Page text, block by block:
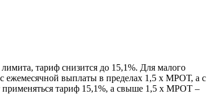
тариф снизится до 15,1%. Для малого
ежемесячной выплаты в пределах 1,5 х МРОТ, а с
применяться тариф 15,1%, а свыше 1,5 х МРОТ –